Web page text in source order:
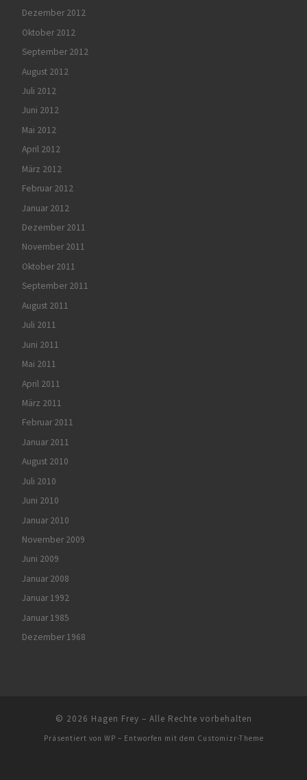
Dezember 2012
Oktober 2012
September 2012
August 2012
Juli 2012
Juni 2012
Mai 2012
April 2012
März 2012
Februar 2012
Januar 2012
Dezember 2011
November 2011
Oktober 2011
September 2011
August 2011
Juli 2011
Juni 2011
Mai 2011
April 2011
März 2011
Februar 2011
Januar 2011
August 2010
Juli 2010
Juni 2010
Januar 2010
November 2009
Juni 2009
Januar 2008
Januar 1992
Januar 1985
Dezember 1968
© 2026 Hagen Frey – Alle Rechte vorbehalten
Präsentiert von WP – Entworfen mit dem Customizr-Theme